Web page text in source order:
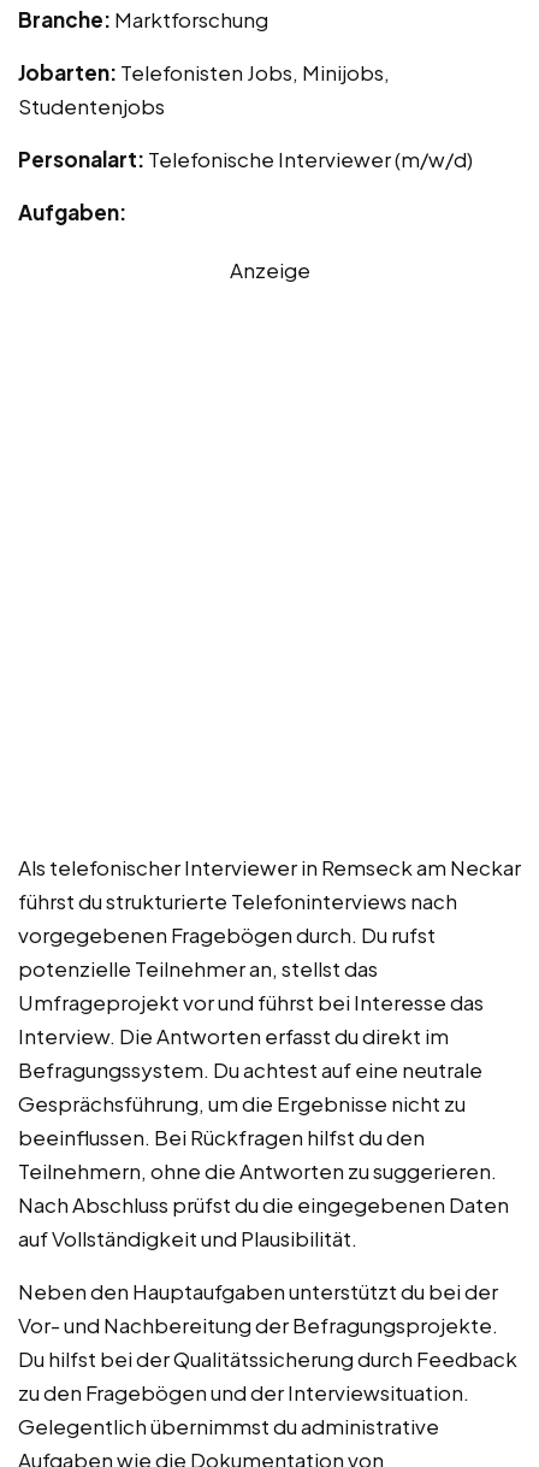
Branche: Marktforschung
Jobarten: Telefonisten Jobs, Minijobs,
Studentenjobs
Personalart: Telefonische Interviewer (m/w/d)
Aufgaben:
Anzeige
Als telefonischer Interviewer in Remseck am Neckar
führst du strukturierte Telefoninterviews nach
vorgegebenen Fragebögen durch. Du rufst
potenzielle Teilnehmer an, stellst das
Umfrageprojekt vor und führst bei Interesse das
Interview. Die Antworten erfasst du direkt im
Befragungssystem. Du achtest auf eine neutrale
Gesprächsführung, um die Ergebnisse nicht zu
beeinflussen. Bei Rückfragen hilfst du den
Teilnehmern, ohne die Antworten zu suggerieren.
Nach Abschluss prüfst du die eingegebenen Daten
auf Vollständigkeit und Plausibilität.
Neben den Hauptaufgaben unterstützt du bei der
Vor- und Nachbereitung der Befragungsprojekte.
Du hilfst bei der Qualitätssicherung durch Feedback
zu den Fragebögen und der Interviewsituation.
Gelegentlich übernimmst du administrative
Aufgaben wie die Dokumentation von